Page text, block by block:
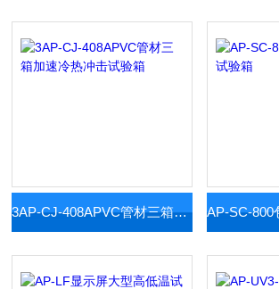
3AP-CJ-408APVC管材三箱加速冷热冲击试验箱